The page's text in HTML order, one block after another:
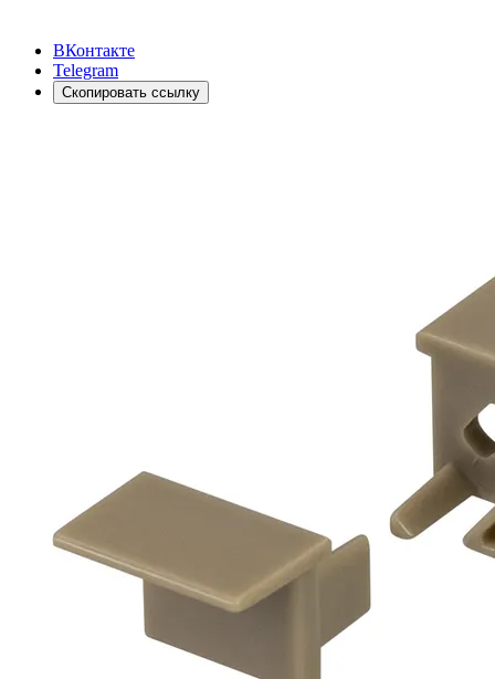
ВКонтакте
Telegram
Скопировать ссылку